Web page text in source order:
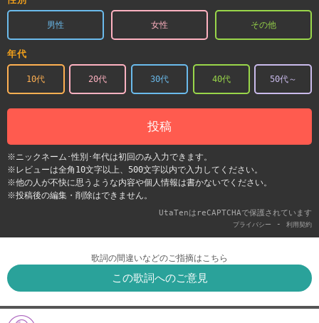
男性 女性 その他
年代
10代 20代 30代 40代 50代～
投稿
※ニックネーム･性別･年代は初回のみ入力できます。
※レビューは全角10文字以上、500文字以内で入力してください。
※他の人が不快に思うような内容や個人情報は書かないでください。
※投稿後の編集・削除はできません。
UtaTenはreCAPTCHAで保護されています
プライバシー - 利用契約
歌詞の間違いなどのご指摘はこちら
この歌詞へのご意見